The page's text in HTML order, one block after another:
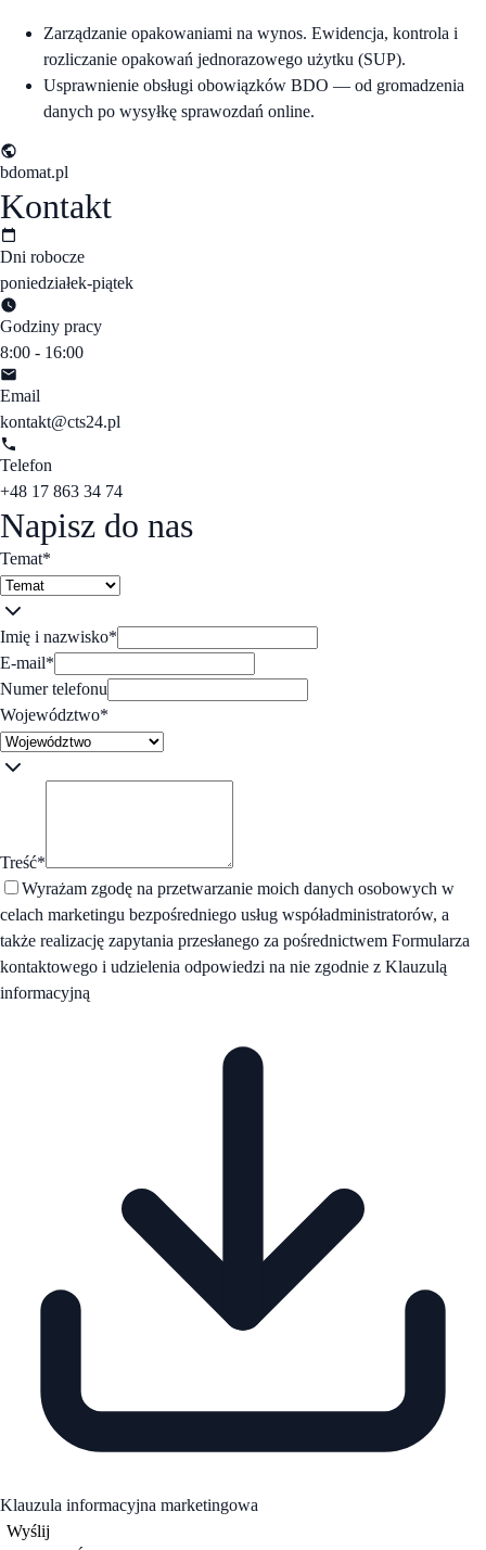
Zarządzanie opakowaniami na wynos. Ewidencja, kontrola i
rozliczanie opakowań jednorazowego użytku (SUP).
Usprawnienie obsługi obowiązków BDO — od gromadzenia
danych po wysyłkę sprawozdań online.
bdomat.pl
Kontakt
Dni robocze
poniedziałek-piątek
Godziny pracy
8:00 - 16:00
Email
kontakt@cts24.pl
Telefon
+48 17 863 34 74
Napisz do nas
Temat*
Imię i nazwisko*
E-mail*
Numer telefonu
Województwo*
Treść*
Wyrażam zgodę na przetwarzanie moich danych osobowych w
celach marketingu bezpośredniego usług współadministratorów, a
także realizację zapytania przesłanego za pośrednictwem Formularza
kontaktowego i udzielenia odpowiedzi na nie zgodnie z Klauzulą
informacyjną
Klauzula informacyjna marketingowa
Wyślij